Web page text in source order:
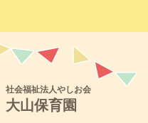
社会福祉法人やしお会
大山保育園